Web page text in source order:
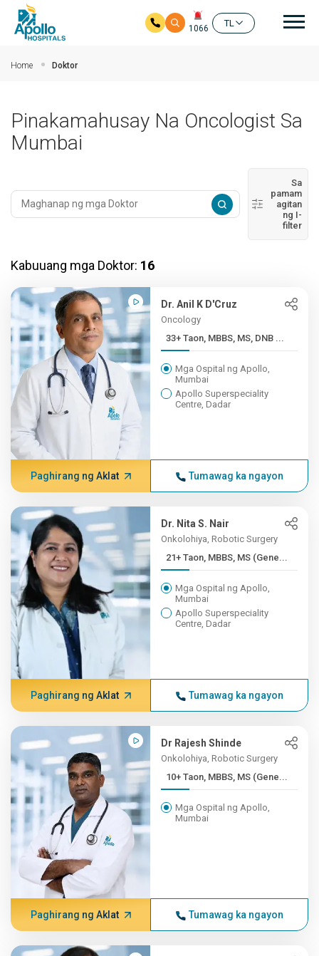
1066
TL
Home Doktor
Pinakamahusay Na Oncologist Sa
Mumbai
Sa
pamam
agitan
ng I-
filter
Kabuuang mga Doktor: 16
Dr. Anil K D'Cruz
Oncology
33+ Taon, MBBS, MS, DNB ...
Mga Ospital ng Apollo,
Mumbai
Apollo Superspeciality
Centre, Dadar
Paghirang ng Aklat Tumawag ka ngayon
Dr. Nita S. Nair
Onkolohiya, Robotic Surgery
21+ Taon, MBBS, MS (Gene...
Mga Ospital ng Apollo,
Mumbai
Apollo Superspeciality
Centre, Dadar
Paghirang ng Aklat Tumawag ka ngayon
Dr Rajesh Shinde
Onkolohiya, Robotic Surgery
10+ Taon, MBBS, MS (Gene...
Mga Ospital ng Apollo,
Mumbai
Paghirang ng Aklat Tumawag ka ngayon